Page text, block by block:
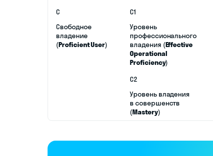
C
Свободное
владение
(Proficient User)
C1
Уровень
профессионального
владения (Effective
Operational
Proficiency)
C2
Уровень владения
в совершенств
(Mastery)